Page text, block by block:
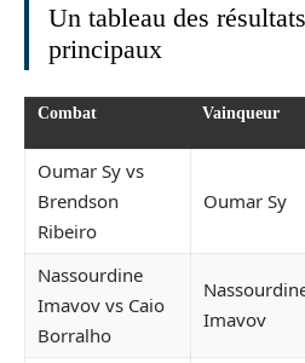
Un tableau des
principaux
Combat Vainqueur
Oumar Sy vs
Brendson
Ribeiro
Oumar Sy
Nassourdine
Imavov vs Caio
Borralho
Imavov